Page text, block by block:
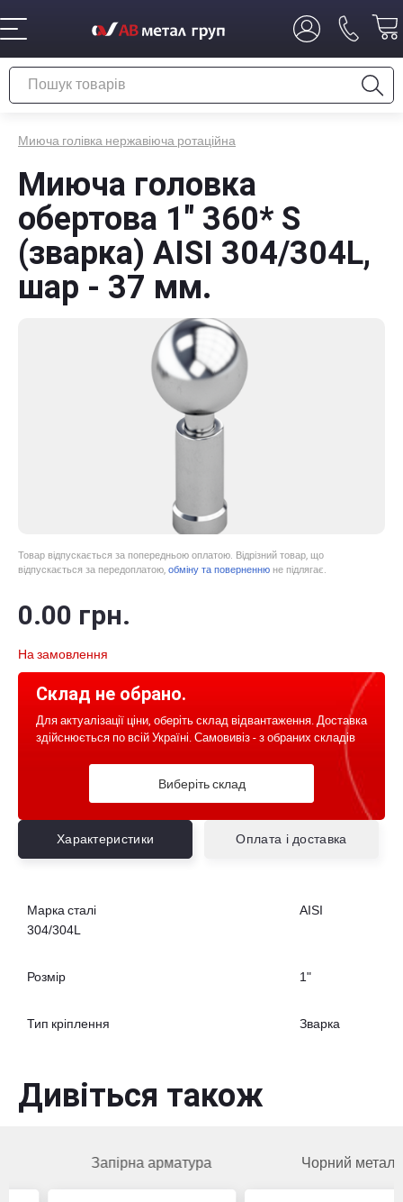
Миюча голівка нержавіюча ротаційна
Миюча головка
обертова 1" 360* S
(зварка) AISI 304/304L,
шар - 37 мм.
Товар відпускається за попередньою оплатою. Відрізний товар, що
відпускається за передоплатою, обміну та поверненню не підлягає.
0.00 грн.
На замовлення
Склад не обрано.
Для актуалізації ціни, оберіть склад відвантаження. Доставка
здійснюється по всій Україні. Самовивіз - з обраних складів
Виберіть склад
Характеристики Оплата і доставка
Марка сталі
AISI
304/304L
Розмір 1"
Тип кріплення Зварка
Дивіться також
Запірна арматура Чорний метал